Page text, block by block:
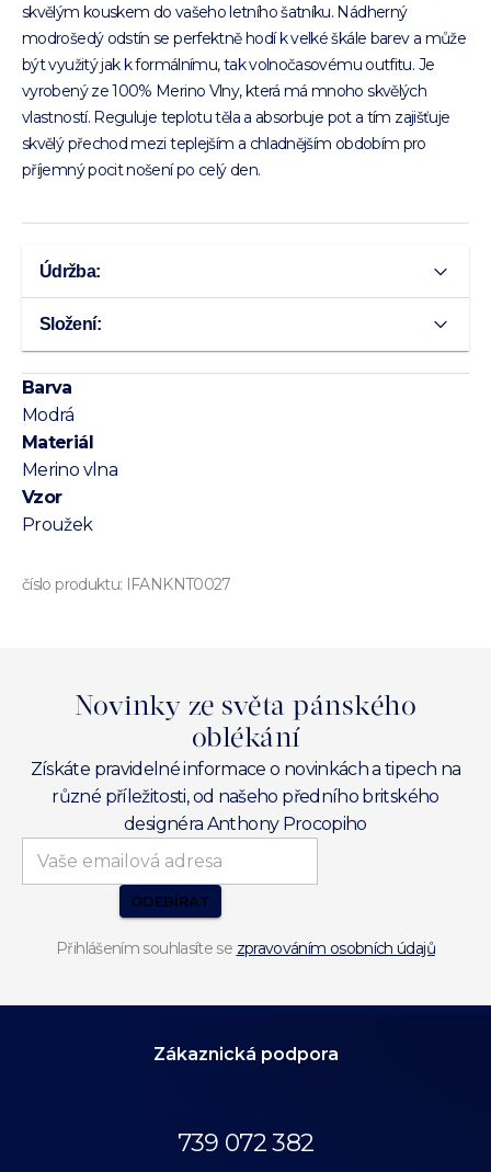
skvělým kouskem do vašeho letního šatníku. Nádherný
modrošedý odstín se perfektně hodí k velké škále barev a může
být využitý jak k formálnímu, tak volnočasovému outfitu. Je
vyrobený ze 100% Merino Vlny, která má mnoho skvělých
vlastností. Reguluje teplotu těla a absorbuje pot a tím zajišťuje
skvělý přechod mezi teplejším a chladnějším obdobím pro
příjemný pocit nošení po celý den.
Údržba:
Složení:
Barva
Modrá
Materiál
Merino vlna
Vzor
Proužek
číslo produktu: IFANKNT0027
Novinky ze světa pánského
oblékání
Získáte pravidelné informace o novinkách a tipech na
různé příležitosti, od našeho předního britského
designéra Anthony Procopiho
ODEBÍRAT
Přihlášením souhlasíte se zpravováním osobních údajů
Zákaznická podpora
739 072 382